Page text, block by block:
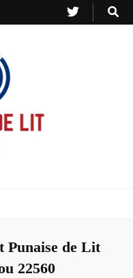
Punaise de Lit
22560